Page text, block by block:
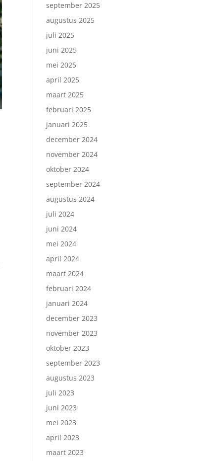
september 2025
augustus 2025
juli 2025
juni 2025
mei 2025
april 2025
maart 2025
februari 2025
januari 2025
december 2024
november 2024
oktober 2024
september 2024
augustus 2024
juli 2024
juni 2024
mei 2024
april 2024
maart 2024
februari 2024
januari 2024
december 2023
november 2023
oktober 2023
september 2023
augustus 2023
juli 2023
juni 2023
mei 2023
april 2023
maart 2023